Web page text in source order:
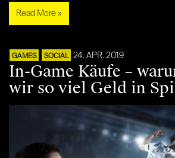
Read More »
GAMES SOCIAL 24. APR. 2019
In-Game Käufe –
wir so viel Geld in